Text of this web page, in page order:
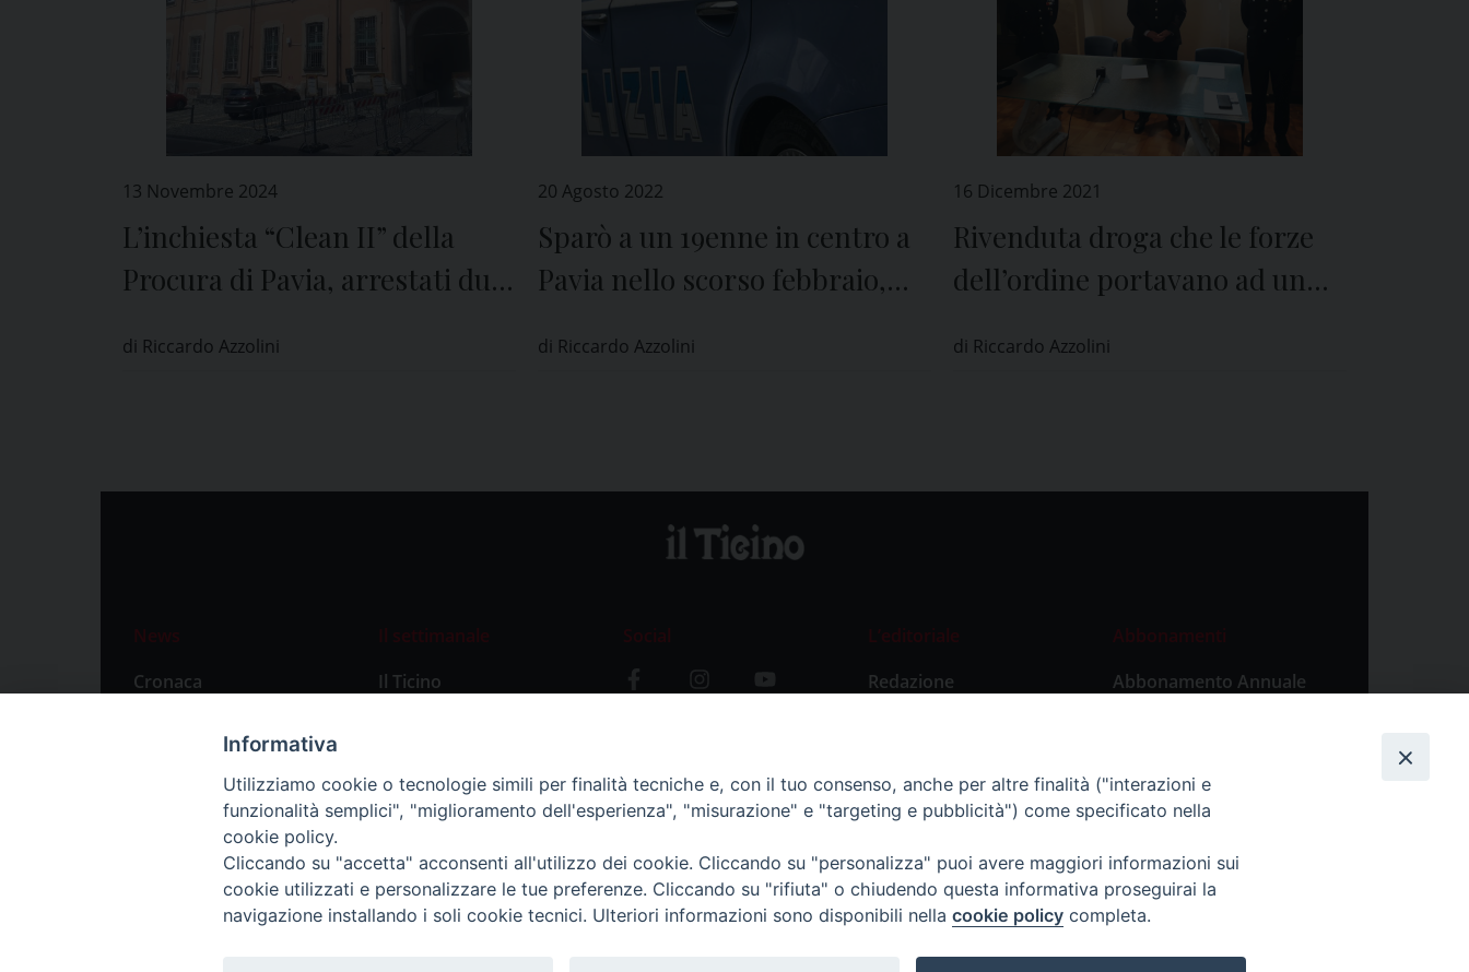
13 Novembre 2024
L’inchiesta “Clean II” della
Procura di Pavia, arrestati due
edile
di Riccardo Azzolini
20 Agosto 2022
Sparò a un 19enne in centro a
Pavia nello scorso febbraio,
di Riccardo Azzolini
16 Dicembre 2021
Rivenduta droga che le forze
dell’ordine portavano ad un
distruggere
di Riccardo Azzolini
News
Cronaca
Primo Piano
Il settimanale
Il Ticino
Social
L’editoriale
Redazione
Abbonamenti
Abbonamento Annuale
Abbonamento Singola
Informativa
Utilizziamo cookie o tecnologie simili per finalità tecniche e, con il tuo consenso, anche per altre finalità ("interazioni e
funzionalità semplici", "miglioramento dell'esperienza", "misurazione" e "targeting e pubblicità") come specificato nella
cookie policy.
Cliccando su "accetta" acconsenti all'utilizzo dei cookie. Cliccando su "personalizza" puoi avere maggiori informazioni sui
cookie utilizzati e personalizzare le tue preferenze. Cliccando su "rifiuta" o chiudendo questa informativa proseguirai la
navigazione installando i soli cookie tecnici. Ulteriori informazioni sono disponibili nella cookie policy completa.